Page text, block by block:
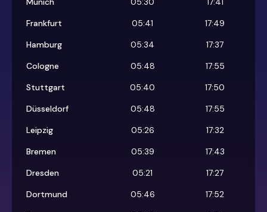
Frankfurt
05:41
17:49
Hamburg
05:34
17:37
Cologne
05:48
17:55
Stuttgart
05:40
17:50
Düsseldorf
05:48
17:55
Leipzig
05:26
17:32
Bremen
05:39
17:43
Dresden
05:21
17:27
Dortmund
05:46
17:52